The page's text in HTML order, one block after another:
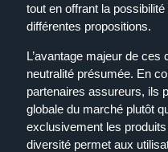
tout en offrant la
différentes propositions.
L’avantage majeur de
neutralité présumée. En
partenaires assureurs, ils
globale du marché plutôt
exclusivement les
diversité permet aux